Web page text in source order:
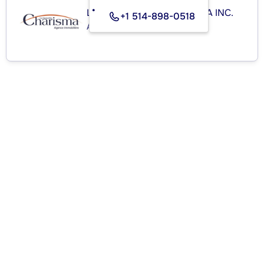
+1 514-898-0518
LES IMMEUBLES CHARISMA INC.
Agence immobilière